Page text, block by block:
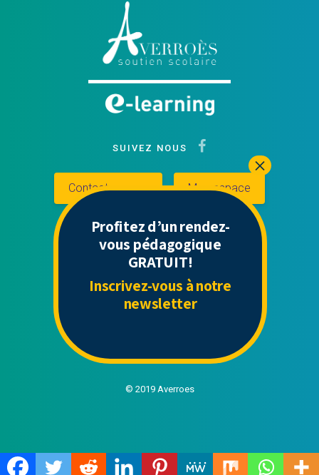
SUIVEZ NOUS
Contactez-nous Mon espace
Liens Utiles
Contact
Politique de confidentialité
© 2019 Averroes
Profitez d’un rendez-
vous pédagogique
GRATUIT!
Inscrivez-vous à notre
newsletter